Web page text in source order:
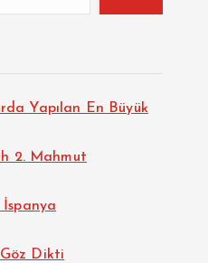
Yapılan En Büyük
2. Mahmut
Göz Dikti